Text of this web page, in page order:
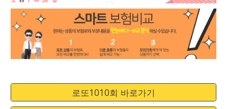
로또1010회 바로가기